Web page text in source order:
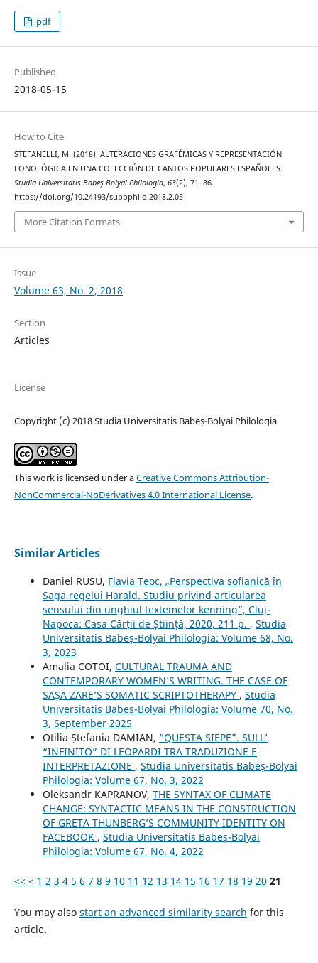
pdf
Published
2018-05-15
How to Cite
STEFANELLI, M. (2018). ALTERACIONES GRAFÉMICAS Y REPRESENTACIÓN
FONOLÓGICA EN UNA COLECCIÓN DE CANTOS POPULARES ESPAÑOLES.
Studia Universitatis Babeș-Bolyai Philologia, 63(2), 71–86.
https://doi.org/10.24193/subbphilo.2018.2.05
More Citation Formats
Issue
Volume 63, No. 2, 2018
Section
Articles
License
Copyright (c) 2018 Studia Universitatis Babeș-Bolyai Philologia
This work is licensed under aCreative Commons Attribution-
NonCommercial-NoDerivatives 4.0 International License.
Similar Articles
Daniel RUSU, Flavia Teoc, „Perspectiva sofianică în
Saga regelui Harald. Studiu privind articularea
sensului din unghiul textemelor kenning”, Cluj-
Napoca: Casa Cărții de Știință, 2020, 211 p. , Studia
Universitatis Babeș-Bolyai Philologia: Volume 68, No.
3, 2023
Amalia COTOI, CULTURAL TRAUMA AND
CONTEMPORARY WOMEN’S WRITING. THE CASE OF
SAȘA ZARE’S SOMATIC SCRIPTOTHERAPY , Studia
Universitatis Babeș-Bolyai Philologia: Volume 70, No.
3, September 2025
Otilia Ștefania DAMIAN, “QUESTA SIEPE”. SULL’
“INFINITO” DI LEOPARDI TRA TRADUZIONE E
INTERPRETAZIONE , Studia Universitatis Babeș-Bolyai
Philologia: Volume 67, No. 3, 2022
Oleksandr KAPRANOV, THE SYNTAX OF CLIMATE
CHANGE: SYNTACTIC MEANS IN THE CONSTRUCTION
OF GRETA THUNBERG’S COMMUNITY IDENTITY ON
FACEBOOK , Studia Universitatis Babeș-Bolyai
Philologia: Volume 67, No. 4, 2022
<< < 1 2 3 4 5 6 7 8 9 10 11 12 13 14 15 16 17 18 19 20 21
You may also start an advanced similarity search for this
article.